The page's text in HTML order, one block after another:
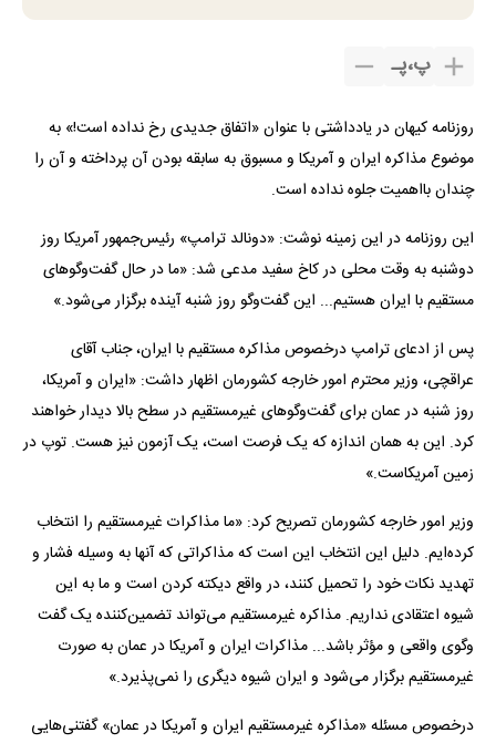
پ،پـ
روزنامه کیهان در یادداشتی با عنوان «اتفاق جدیدی رخ نداده است!» به
موضوع مذاکره ایران و آمریکا و مسبوق به سابقه بودن آن پرداخته و آن را
چندان بااهمیت جلوه نداده است.
این روزنامه در این زمینه نوشت: «دونالد ترامپ» رئیس‌جمهور آمریکا روز
دوشنبه به وقت محلی در کاخ سفید مدعی شد: «ما در حال گفت‌و‌گو‌های
مستقیم با ایران هستیم... این گفت‌و‌گو روز شنبه آینده برگزار می‌شود.»
پس از ادعای ترامپ درخصوص مذاکره مستقیم با ایران، جناب آقای
عراقچی، وزیر محترم امور خارجه کشورمان اظهار داشت: «ایران و آمریکا،
روز شنبه در عمان برای گفت‌و‌گو‌های غیرمستقیم در سطح بالا دیدار خواهند
کرد. این به همان اندازه که یک فرصت است، یک آزمون نیز هست. توپ در
زمین آمریکاست.»
وزیر امور خارجه کشورمان تصریح کرد: «ما مذاکرات غیرمستقیم را انتخاب
کرده‌ایم. دلیل این انتخاب این است که مذاکراتی که آنها به وسیله فشار و
تهدید نکات خود را تحمیل کنند، در واقع دیکته کردن است و ما به این
شیوه اعتقادی نداریم. مذاکره غیرمستقیم می‌تواند تضمین‌کننده یک گفت
وگوی واقعی و مؤثر باشد... مذاکرات ایران و آمریکا در عمان به صورت
غیرمستقیم برگزار می‌شود و ایران شیوه دیگری را نمی‌پذیرد.»
درخصوص مسئله «مذاکره غیرمستقیم ایران و آمریکا در عمان» گفتنی‌هایی